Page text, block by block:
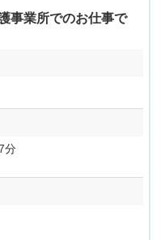
事業所でのお仕事で
分